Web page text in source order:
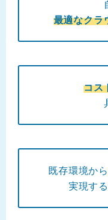
最適なクラ
コス
既存環境から
実現す